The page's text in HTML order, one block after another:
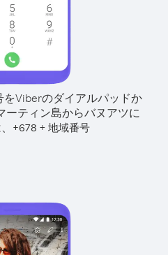
をViberのダイアルパッドか
ーティン島からバヌアツに
+678 + 地域番号